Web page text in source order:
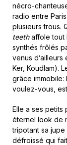
nécro-
radio entre
plusieurs trous.
teethaffole tout
synthés frôlés
venus
Ker, Koudlam).
grâce
voulez-vous,
Elle a ses petits
éternel look de
tripotant sa
défroissé qui